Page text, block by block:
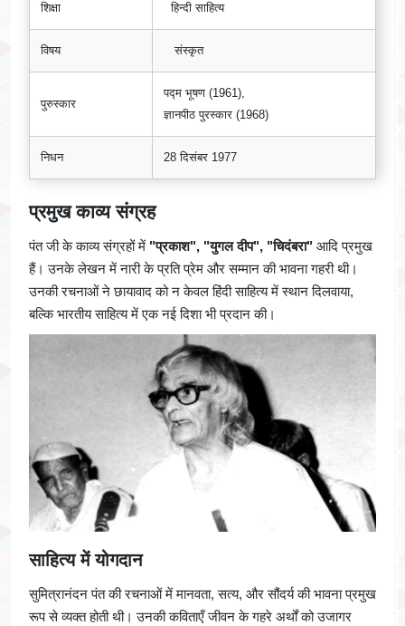
शिक्षा हिन्दी साहित्य
विषय संस्कृत
पुरुस्कार
पद्म भूषण (1961),
ज्ञानपीठ पुरस्कार (1968)
निधन 28 दिसंबर 1977
प्रमुख काव्य संग्रह
पंत जी के काव्य संग्रहों में "प्रकाश", "युगल दीप", "चिदंबरा" आदि प्रमुख
हैं। उनके लेखन में नारी के प्रति प्रेम और सम्मान की भावना गहरी थी।
उनकी रचनाओं ने छायावाद को न केवल हिंदी साहित्य में स्थान दिलवाया,
बल्कि भारतीय साहित्य में एक नई दिशा भी प्रदान की।
साहित्य में योगदान
सुमित्रानंदन पंत की रचनाओं में मानवता, सत्य, और सौंदर्य की भावना प्रमुख
रूप से व्यक्त होती थी। उनकी कविताएँ जीवन के गहरे अर्थों को उजागर